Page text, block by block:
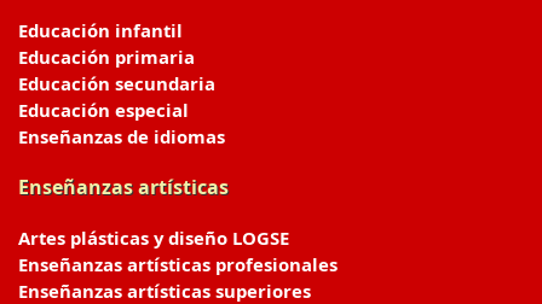
Educación infantil
Educación primaria
Educación secundaria
Educación especial
Enseñanzas de idiomas
Enseñanzas artísticas
Artes plásticas y diseño LOGSE
Enseñanzas artísticas profesionales
Enseñanzas artísticas superiores